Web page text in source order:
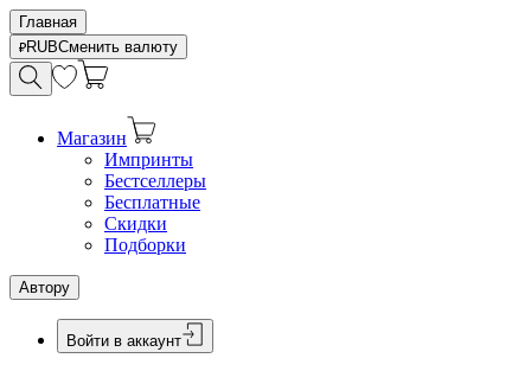
Главная
RUBСменить валюту
Магазин
Импринты
Бестселлеры
Бесплатные
Скидки
Подборки
Автору
Войти в аккаунт